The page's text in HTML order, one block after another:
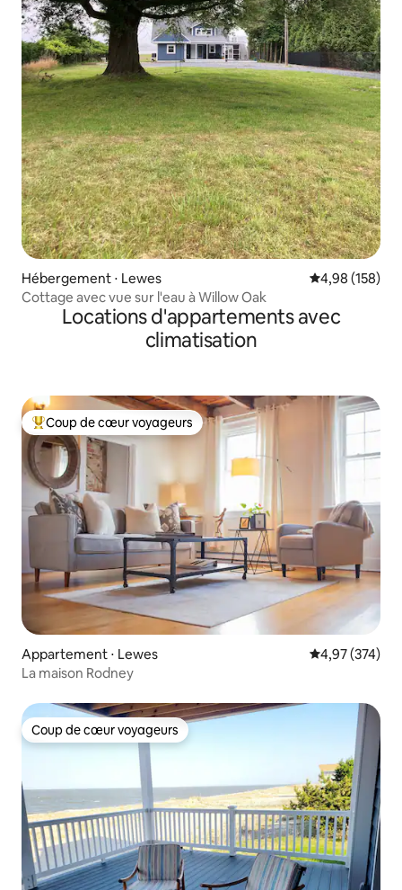
Hébergement ⋅ Lewes Évaluation
4,98 (158)
Cottage avec vue sur l'eau à Willow Oak
Locations d'appartements avec
climatisation
Coups de cœur voyageurs les plus appréciés
Coup de cœur voyageurs
Appartement ⋅ Lewes Évaluation
4,97 (374)
La maison Rodney
Coup de cœur voyageurs
Coup de cœur voyageurs